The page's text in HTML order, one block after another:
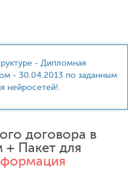
- Дипломная
- 30.04.2013 по заданным
нейросетей!.
договора в
Пакет для